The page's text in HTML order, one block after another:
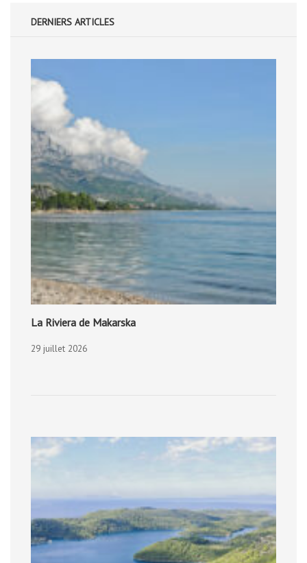
DERNIERS ARTICLES
La Riviera de Makarska
29 juillet 2026